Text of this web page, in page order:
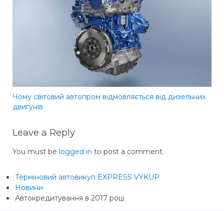
Чому світовий автопром відмовляється від дизельних
двигунів
Leave a Reply
You must be logged in to post a comment.
Терміновий автовикуп EXPRESS VYKUP
Новини
Автокредитування в 2017 році